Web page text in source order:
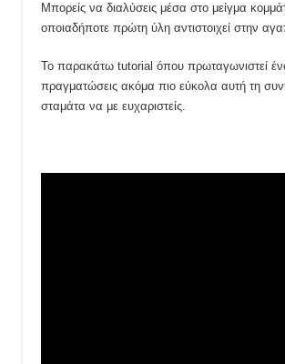
Μπορείς να διαλύσεις μέσα στο μείγμα
οποιαδήποτε πρώτη ύλη αντιστοιχεί στην
Το παρακάτω tutorial όπου πρωταγωνιστεί
πραγματώσεις ακόμα πιο εύκολα αυτή τη
σταμάτα να με ευχαριστείς.